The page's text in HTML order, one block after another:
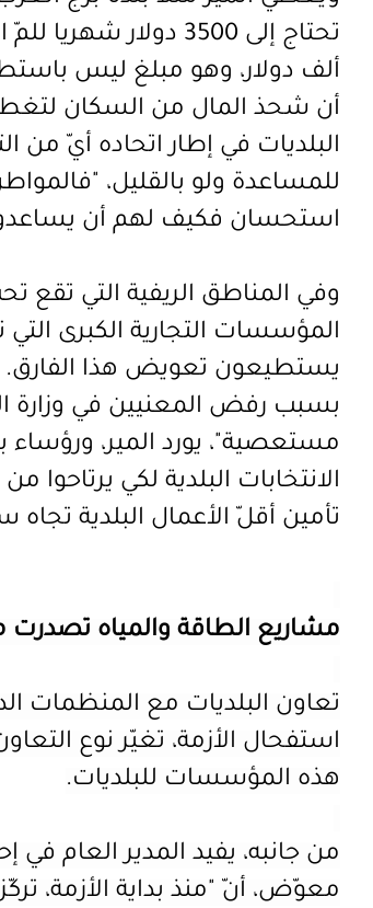
ألف دولار، وهو مبلغ ليس
أن شحذ المال من السكان
البلديات في إطار اتحاده أيّ من
للمساعدة ولو بالقليل،
استحسان فكيف لهم أن يساعدوا
وفي المناطق الريفية التي تقع
المؤسسات التجارية الكبرى
يستطيعون تعويض هذا الفارق.
بسبب رفض المعنيين في وزارة
مستعصية"، يورد المير، ورؤساء
الانتخابات البلدية لكي
تأمين أقلّ الأعمال البلدية
مشاريع الطاقة والمياه تصدرت
تعاون البلديات مع المنظمات
استفحال الأزمة، تغيّر نوع
هذه المؤسسات للبلديات.
من جانبه، يفيد المدير العام
معوّض، أنّ
منذ بداية الأزمة،